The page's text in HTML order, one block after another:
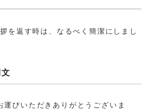
を返す時は、なるべく簡潔にしまし
運びいただきありがとうございま